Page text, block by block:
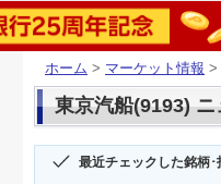
ホーム > マーケット情報 >
東京汽船(9193) ニ
最近チェックした銘柄･